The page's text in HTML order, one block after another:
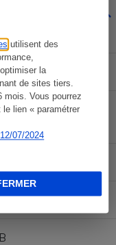
utilisent des
la
de sites tiers.
mois. Vous pourrez
lien « paramétrer
07/2024
D
Kwh/100 cycles
h 27
B